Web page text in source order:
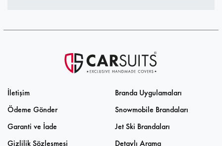
İletişim
Ödeme Gönder
Garanti ve İade
Gizlilik Sözleşmesi
Branda Uygulamaları
Snowmobile Brandaları
Jet Ski Brandaları
Detaylı Arama